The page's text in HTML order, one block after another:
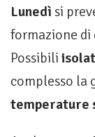
Lunedì si
formazione di
Possibili
complesso la
temperature